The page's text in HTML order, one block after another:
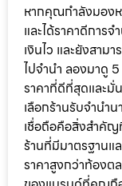
หากคุณกำลังมองห
และได้ราคาดีการ
เงินไว และยังสาม
ไปจำนำ ลองมาดู
ราคาที่ดีที่สุดและมั่
เลือกร้านรับจำนำ
เชื่อถือคือสิ่งสำคั
ร้านที่มีมาตรฐานแ
ราคาสูงกว่าท้องต